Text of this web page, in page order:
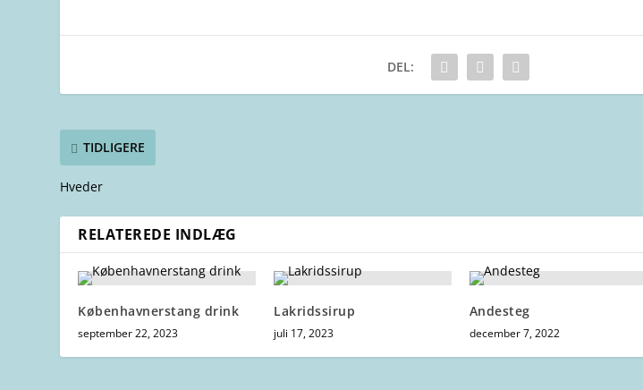
DEL:
TIDLIGERE
Hveder
RELATEREDE INDLÆG
Københavnerstang drink
september 22, 2023
Lakridssirup
juli 17, 2023
Andesteg
december 7, 2022